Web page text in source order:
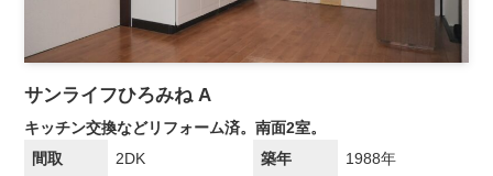
サンライフひろみね A
キッチン交換などリフォーム済。南面2室。
間取
2DK 築年 1988年